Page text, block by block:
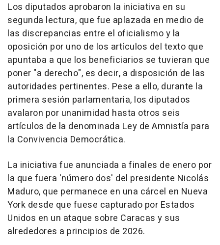
Los diputados aprobaron la iniciativa en su
segunda lectura, que fue aplazada en medio de
las discrepancias entre el oficialismo y la
oposición por uno de los artículos del texto que
apuntaba a que los beneficiarios se tuvieran que
poner "a derecho", es decir, a disposición de las
autoridades pertinentes. Pese a ello, durante la
primera sesión parlamentaria, los diputados
avalaron por unanimidad hasta otros seis
artículos de la denominada Ley de Amnistía para
la Convivencia Democrática.
La iniciativa fue anunciada a finales de enero por
la que fuera 'número dos' del presidente Nicolás
Maduro, que permanece en una cárcel en Nueva
York desde que fuese capturado por Estados
Unidos en un ataque sobre Caracas y sus
alrededores a principios de 2026.